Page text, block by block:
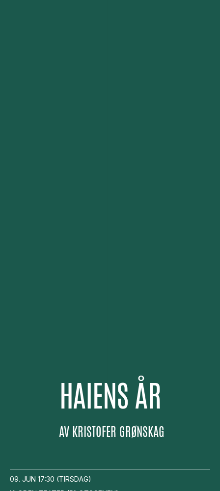
HAIENS ÅR
AVKRISTOFER GRØNSKAG
09. JUN 17:30 (TIRSDAG)